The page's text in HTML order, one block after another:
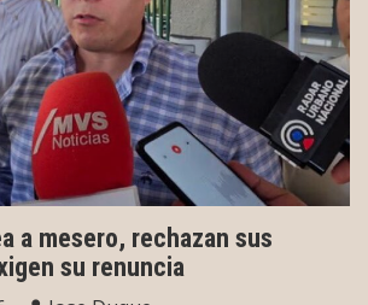
a mesero, rechazan sus
su renuncia